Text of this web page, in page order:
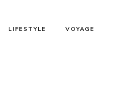
LIFESTYLE VOYAGE